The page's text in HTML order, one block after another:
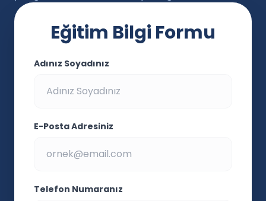
Eğitim Bilgi Formu
Adınız Soyadınız
E-Posta Adresiniz
Telefon Numaranız